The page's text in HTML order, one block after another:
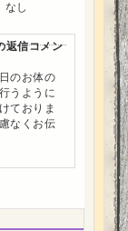
なし
返信コメン
のお体の
うように
ておりま
なくお伝